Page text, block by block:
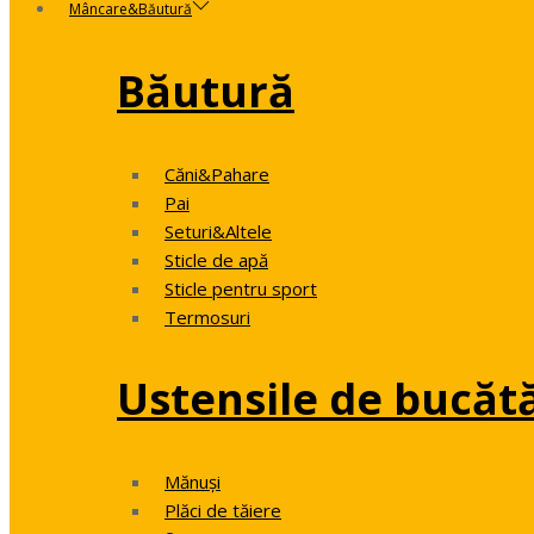
Mâncare&Băutură
Băutură
Căni&Pahare
Pai
Seturi&Altele
Sticle de apă
Sticle pentru sport
Termosuri
Ustensile de
Mănuși
Plăci de tăiere